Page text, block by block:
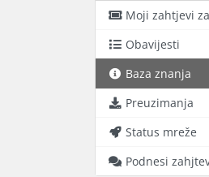
Moji zahtjevi
Obavijesti
Baza znanja
Preuzimanja
Status mreže
Podnesi